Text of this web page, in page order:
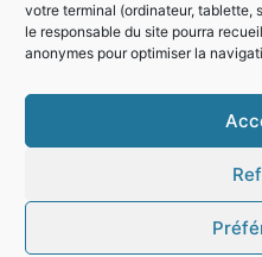
votre terminal (ordinateur, tablette,
le responsable du site pourra
anonymes pour optimiser la
Horaires